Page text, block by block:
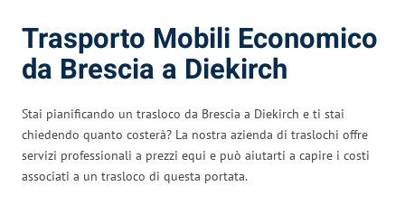
Trasporto Mobili Economico
da Brescia a Diekirch
Stai pianificando un trasloco da Brescia a Diekirch e ti stai
chiedendo quanto costerà? La nostra azienda di traslochi offre
servizi professionali a prezzi equi e può aiutarti a capire i costi
associati a un trasloco di questa portata.